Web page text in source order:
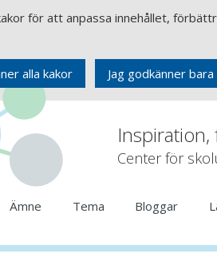
för att anpassa innehållet,
alla kakor Jag godkänner
Center för
Ämne Tema Bloggar